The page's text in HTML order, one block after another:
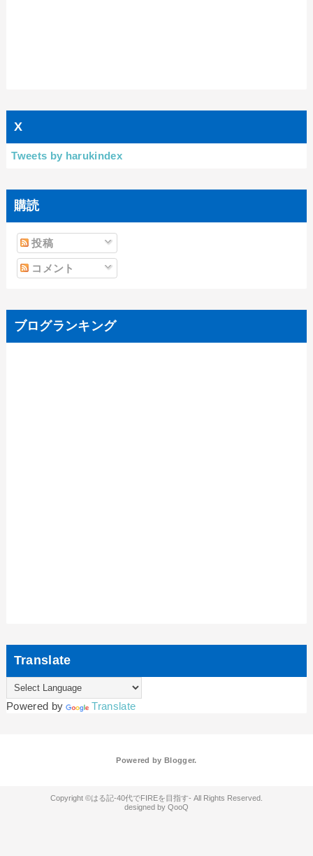
X
Tweets by harukindex
購読
投稿
コメント
ブログランキング
Translate
Powered by Translate
Powered by Blogger.
はる記-40代でFIREを目指す-
QooQ